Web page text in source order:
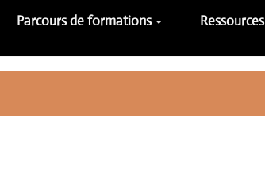
Parcours de formations Ressources